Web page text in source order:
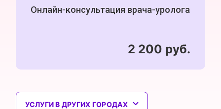
Онлайн-консультация врача-уролога
2 200 руб.
УСЛУГИ В ДРУГИХ ГОРОДАХ